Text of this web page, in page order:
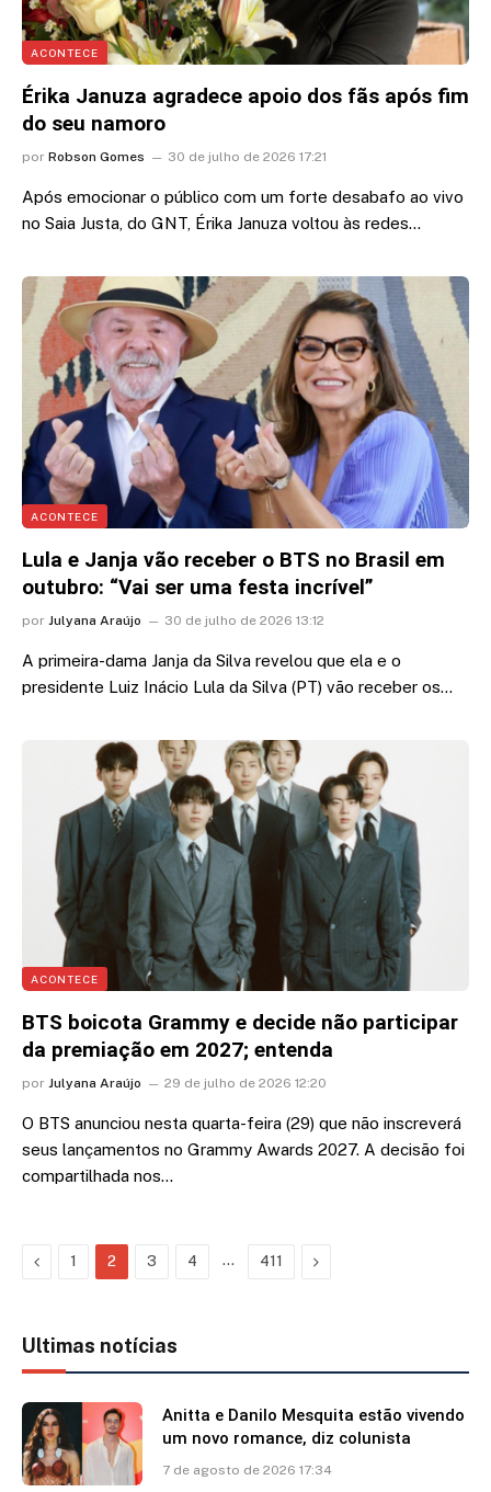
ACONTECE
Érika Januza agradece apoio dos fãs após fim
do seu namoro
por Robson Gomes 30 de julho de 2026 17:21
Após emocionar o público com um forte desabafo ao vivo
no Saia Justa, do GNT, Érika Januza voltou às redes…
ACONTECE
Lula e Janja vão receber o BTS no Brasil em
outubro: “Vai ser uma festa incrível”
por Julyana Araújo 30 de julho de 2026 13:12
A primeira-dama Janja da Silva revelou que ela e o
presidente Luiz Inácio Lula da Silva (PT) vão receber os…
ACONTECE
BTS boicota Grammy e decide não participar
da premiação em 2027; entenda
por Julyana Araújo 29 de julho de 2026 12:20
O BTS anunciou nesta quarta-feira (29) que não inscreverá
seus lançamentos no Grammy Awards 2027. A decisão foi
compartilhada nos…
Previous
1 2 3 4 … 411 Next
Ultimas notícias
Anitta e Danilo Mesquita estão vivendo
um novo romance, diz colunista
7 de agosto de 2026 17:34